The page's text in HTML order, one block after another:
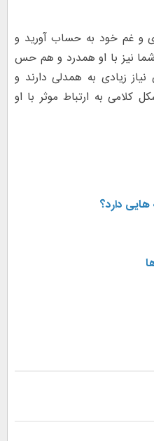
و غم خود به حساب آورید و
نیز با او همدرد و هم حس
زیادی به همدلی دارند و
کلامی به ارتباط موثر با او
دارد؟